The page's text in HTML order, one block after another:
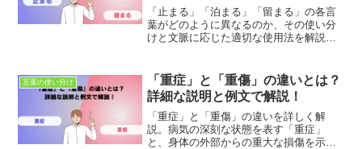
「止まる」「泊まる」「留まる」の各言
葉がどのように異なるのか、その使い分
けと文脈に応じた適切な使用法を解説し
すること、「泊まる」はある場所に宿泊
すること、「留まる」はある状態や位置
にとどまることを指します。この記事を
通じて、これらの言葉の意味と使い方を
学び、日常会話や書き言葉での表現力を
高めましょう。
言葉の使い分け
「重症」と「重傷」の違いとは？
詳細な説明と例文で解説！
「重症」と「重傷」の違いを詳しく解
説。病気の深刻な状態を表す「重症」
と、身体の外部からの重大な損傷を示す